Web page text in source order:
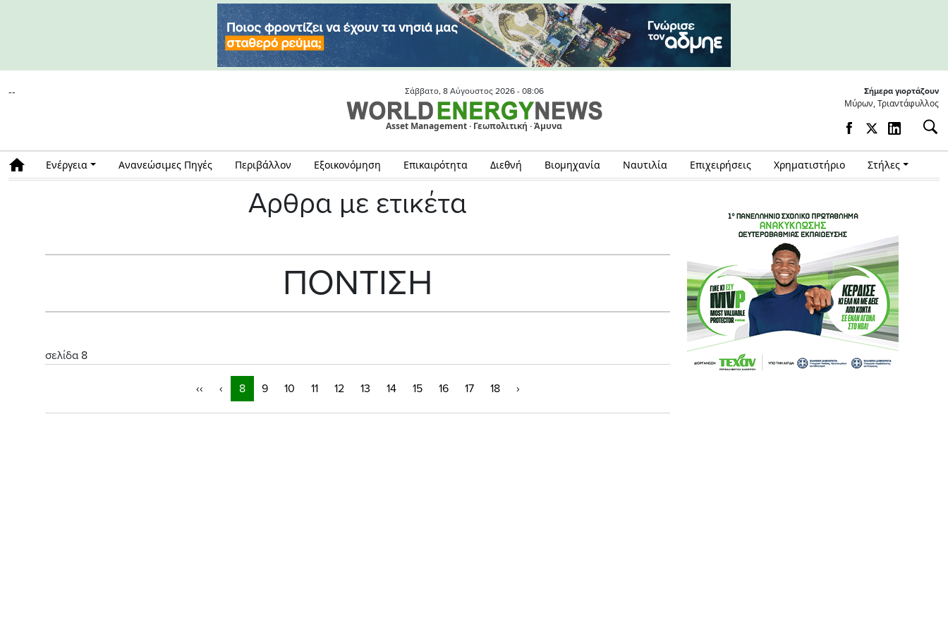
-- Σάββατο, 8 Αύγουστος 2026 - 08:06
Asset Management · Γεωπολιτική · Άμυνα
Σήμερα γιορτάζουν
Μύρων, Τριαντάφυλλος
Ενέργεια Ανανεώσιμες Πηγές Περιβάλλον Εξοικονόμηση Επικαιρότητα Διεθνή Βιομηχανία Ναυτιλία Επιχειρήσεις Χρηματιστήριο Στήλες
Αρθρα με ετικέτα
ΠΟΝΤΙΣΗ
σελίδα 8
‹‹ ‹ 8 9 10 11 12 13 14 15 16 17 18 ›